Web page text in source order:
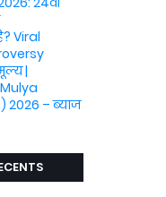
Viral
|
2026 – ब्याज